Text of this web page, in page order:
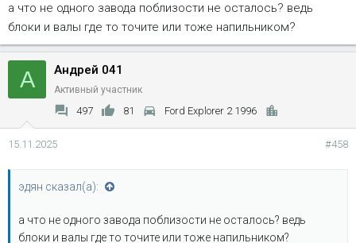
а что не одного завода поблизости не осталось? ведь
блоки и валы где то точите или тоже напильником?
А Андрей 041
Активный участник
497 81 Ford Explorer 2 1996
15.11.2025 #458
эдян сказал(а):
а что не одного завода поблизости не осталось? ведь
блоки и валы где то точите или тоже напильником?